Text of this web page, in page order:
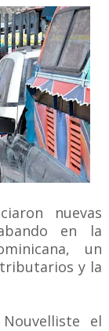
nuevas
en la
un
y la
el